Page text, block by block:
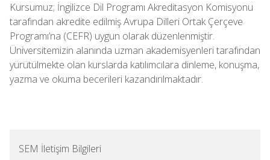
Kursumuz; İngilizce Dil Programı Akreditasyon Komisyonu
tarafından akredite edilmiş Avrupa Dilleri Ortak Çerçeve
Programı’na (CEFR) uygun olarak düzenlenmiştir.
Üniversitemizin alanında uzman akademisyenleri tarafından
yürütülmekte olan kurslarda katılımcılara dinleme, konuşma,
yazma ve okuma becerileri kazandırılmaktadır.
SEM İletişim Bilgileri